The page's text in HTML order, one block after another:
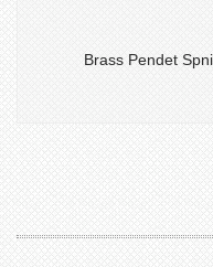
Brass Pendet